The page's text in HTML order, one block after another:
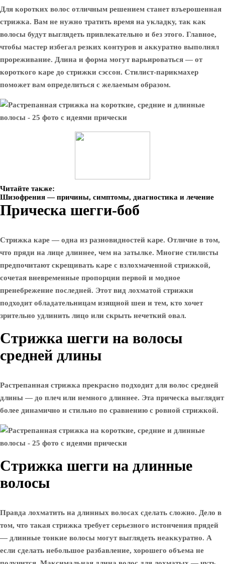
Для коротких волос отличным решением станет взъерошенная
стрижка. Вам не нужно тратить время на укладку, так как
волосы будут выглядеть привлекательно и без этого. Главное,
чтобы мастер избегал резких контуров и аккуратно выполнял
прореживание. Длина и форма могут варьироваться — от
короткого каре до стрижки сэссон. Стилист-парикмахер
поможет вам определиться с желаемым образом.
Читайте также:
Шизофрения — причины, симптомы, диагностика и лечение
Прическа шегги-боб
Стрижка каре — одна из разновидностей каре. Отличие в том,
что пряди на лице длиннее, чем на затылке. Многие стилисты
предпочитают скрещивать каре с взлохмаченной стрижкой,
сочетая вневременные пропорции первой и модное
пренебрежение последней. Этот вид лохматой стрижки
подходит обладательницам изящной шеи и тем, кто хочет
зрительно удлинить лицо или скрыть нечеткий овал.
Стрижка шегги на волосы
средней длины
Растрепанная стрижка прекрасно подходит для волос средней
длины — до плеч или немного длиннее. Эта прическа выглядит
более динамично и стильно по сравнению с ровной стрижкой.
Стрижка шегги на длинные
волосы
Правда лохматить на длинных волосах сделать сложно. Дело в
том, что такая стрижка требует серьезного истончения прядей
— длинные тонкие волосы могут выглядеть неаккуратно. А
если сделать небольшое разбавление, хорошего объема не